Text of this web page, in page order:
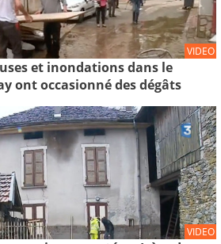
VIDEO
et inondations dans le
ont occasionné des dégâts
VIDEO